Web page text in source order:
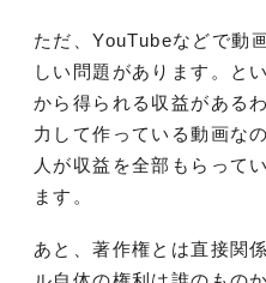
ただ、YouTubeなどで動
しい問題があります。と
から得られる収益がある
力して作っている動画な
人が収益を全部もらって
ます。
あと、著作権とは直接関